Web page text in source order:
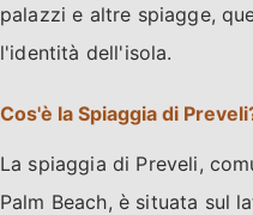
palazzi e altre spiagge,
l'identità dell'isola.
Cos'è la Spiaggia di
La spiaggia di Preveli,
Palm Beach, è situata sul